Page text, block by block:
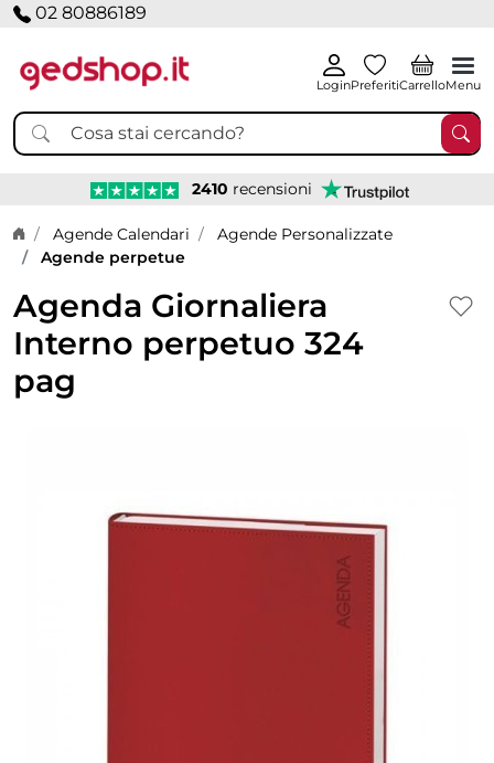
02 80886189
LoginPreferitiCarrelloMenu
2410 recensioni
Home page
Agende Calendari
Agende Personalizzate
Agende perpetue
Agenda Giornaliera
Interno perpetuo 324
pag